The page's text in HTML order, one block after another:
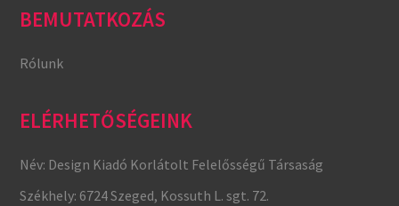
BEMUTATKOZÁS
Rólunk
ELÉRHETŐSÉGEINK
Név: Design Kiadó Korlátolt Felelősségű Társaság
Székhely: 6724 Szeged, Kossuth L. sgt. 72.